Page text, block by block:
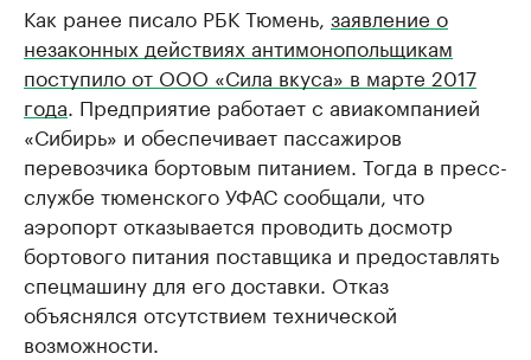
Как ранее писало РБК Тюмень, заявление о
незаконных действиях антимонопольщикам
поступило от ООО «Сила вкуса» в марте 2017
года. Предприятие работает с авиакомпанией
«Сибирь» и обеспечивает пассажиров
перевозчика бортовым питанием. Тогда в пресс-
службе тюменского УФАС сообщали, что
аэропорт отказывается проводить досмотр
бортового питания поставщика и предоставлять
спецмашину для его доставки. Отказ
объяснялся отсутствием технической
возможности.